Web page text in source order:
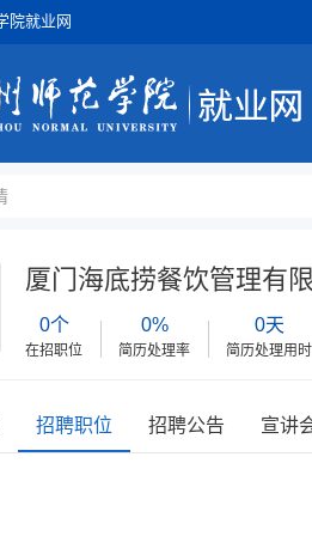
院就业网
厦门海底捞餐饮管理有
0个
在招职位
0%
简历处理率
0天
简历处理用时
招聘职位 招聘公告 宣讲